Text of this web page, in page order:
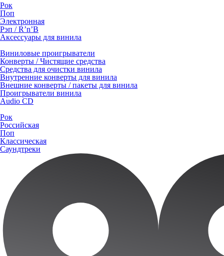
Рок
Поп
Электронная
Рэп / R’n’B
Аксессуары для винила
Виниловые проигрыватели
Конверты / Чистящие средства
Средства для очистки винила
Внутренние конверты для винила
Внешние конверты / пакеты для винила
Проигрыватели винила
Audio CD
Рок
Российская
Поп
Классическая
Саундтреки